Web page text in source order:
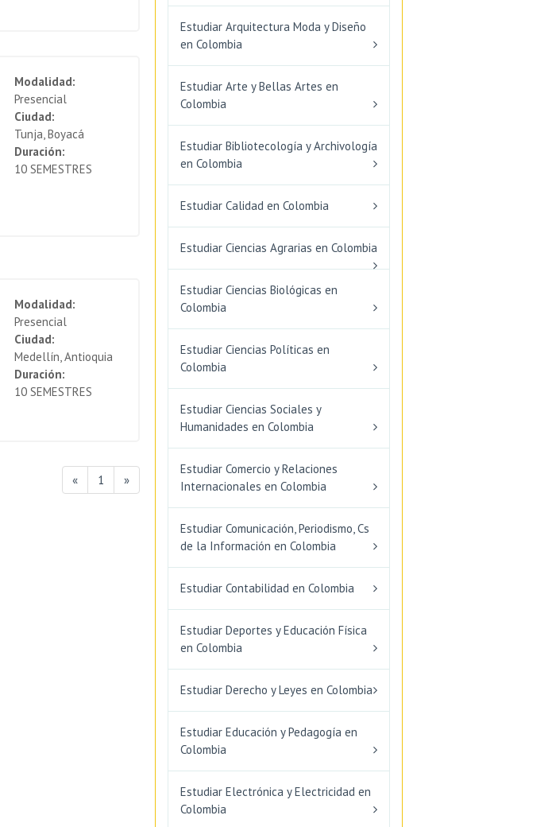
Modalidad:
Presencial
Ciudad:
Tunja, Boyacá
Duración:
10 SEMESTRES
Modalidad:
Presencial
Ciudad:
Medellín, Antioquia
Duración:
10 SEMESTRES
« 1 »
Estudiar Arquitectura Moda y Diseño
en Colombia
Estudiar Arte y Bellas Artes en
Colombia
Estudiar Bibliotecología y Archivología
en Colombia
Estudiar Calidad en Colombia
Estudiar Ciencias Agrarias en Colombia
Estudiar Ciencias Biológicas en
Colombia
Estudiar Ciencias Políticas en
Colombia
Estudiar Ciencias Sociales y
Humanidades en Colombia
Estudiar Comercio y Relaciones
Internacionales en Colombia
Estudiar Comunicación, Periodismo, Cs
de la Información en Colombia
Estudiar Contabilidad en Colombia
Estudiar Deportes y Educación Física
en Colombia
Estudiar Derecho y Leyes en Colombia
Estudiar Educación y Pedagogía en
Colombia
Estudiar Electrónica y Electricidad en
Colombia